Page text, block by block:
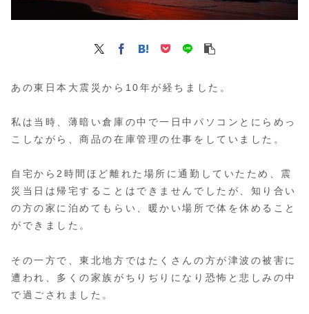
あの東日本大震災から10年が経ちました。
私は当時、薄暗い倉庫の中で一日中パソコンとにらめっ
こしながら、商品の在庫管理の仕事をしていました。
自宅から2時間ほど離れた場所に通勤していたため、震
災当日は帰宅することはできませんでしたが、知り合い
の方の家に泊めてもらい、暖かい場所で体を休めること
ができました。
その一方で、東北地方ではたくさんの方が津波の被害に
遭われ、多くの家族がちりぢりになり恐怖と悲しみの中
で過ごされました。